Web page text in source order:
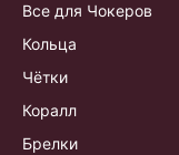
Все для Чокеров
Кольца
Чётки
Коралл
Брелки